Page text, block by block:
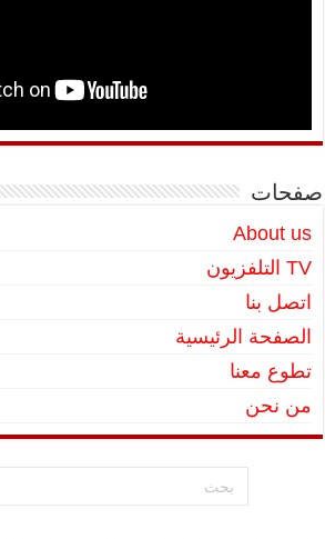
صفحات
About us
TV التلفزيون
اتصل بنا
الصفحة الرئيسية
تطوع معنا
من نحن